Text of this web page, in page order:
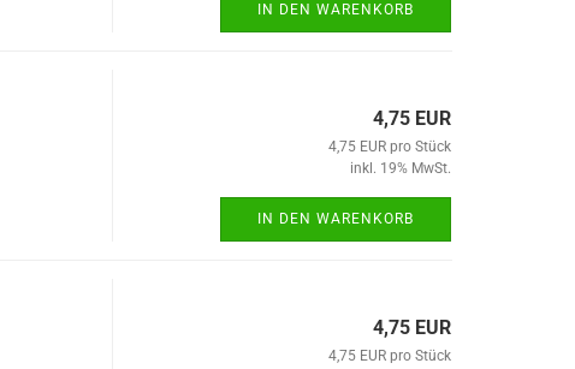
IN DEN WARENKORB
4,75 EUR
4,75 EUR pro Stück
inkl. 19% MwSt.
IN DEN WARENKORB
4,75 EUR
4,75 EUR pro Stück